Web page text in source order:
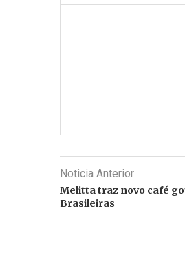
Noticia Anterior
Melitta traz novo café
Brasileiras